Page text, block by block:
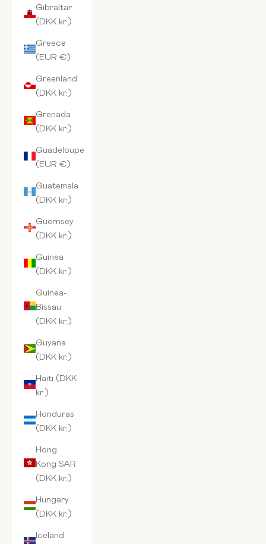
Gibraltar
(DKK kr.)
Greece
(EUR €)
Greenland
(DKK kr.)
Grenada
(DKK kr.)
Guadeloupe
(EUR €)
Guatemala
(DKK kr.)
Guernsey
(DKK kr.)
Guinea
(DKK kr.)
Guinea-
Bissau
(DKK kr.)
Guyana
(DKK kr.)
Haiti (DKK
kr.)
Honduras
(DKK kr.)
Hong
Kong SAR
(DKK kr.)
Hungary
(DKK kr.)
Iceland